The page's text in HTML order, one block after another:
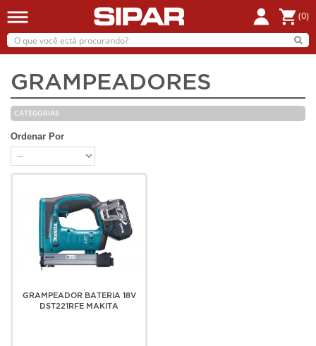
(0)
GRAMPEADORES
CATEGORIAS
Ordenar Por
GRAMPEADOR BATERIA 18V
DST221RFE MAKITA